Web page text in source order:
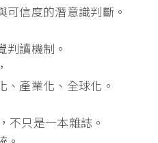
信度的潛意識判斷。
判讀機制。
、產業化、全球化。
不只是一本雜誌。